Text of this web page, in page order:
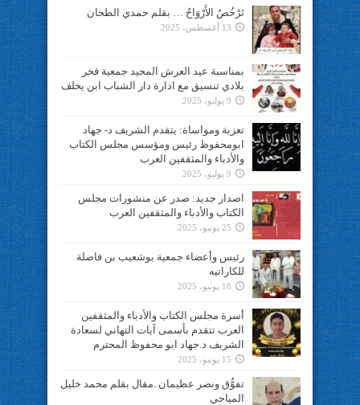
تَرْخُصُ الأَرْوَاحُ … بقلم حمدي الطحان
13 أغسطس، 2025
بمناسبة عيد العرش المجيد جمعية فخر
بلادي تنسيق مع ادارة دار الشباب ابن يخلف
9 يوليو، 2025
تعزية ومواساة: يتقدم الشريف د- جهاد
ابومحفوظ رئيس ومؤسس مجلس الكتاب
والأدباء والمثقفين العرب
9 يوليو، 2025
اصدار جديد: صدر عن منشورات مجلس
الكتاب والأدباء والمثقفين العرب
25 يونيو، 2025
رئيس وأعضاء جمعية بوشعيب بن فاضلة
للكاراتيه
18 يونيو، 2025
أسرة مجلس الكتاب والأدباء والمثقفين
العرب تتقدم بأسمى آيات التهاني لسعادة
الشريف د.جهاد ابو محفوظ المحترم
15 يونيو، 2025
تفوُّق ونصر عظيمان..مقال بقلم محمد خليل
المياحي